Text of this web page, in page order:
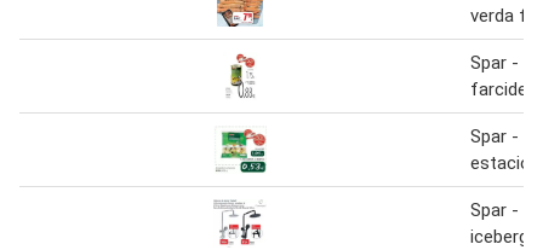
verda
Spar -
farcides
Spar -
Spar -
iceberg